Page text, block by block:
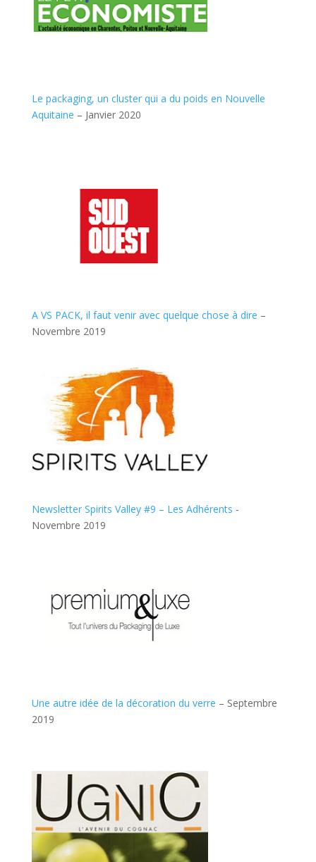
Le packaging, un cluster qui a du poids en Nouvelle
Aquitaine – Janvier 2020
A VS PACK, il faut venir avec quelque chose à dire –
Novembre 2019
Newsletter Spirits Valley #9 – Les Adhérents -
Novembre 2019
Une autre idée de la décoration du verre – Septembre
2019